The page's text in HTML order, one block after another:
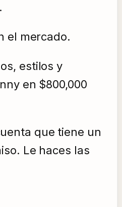
el mercado.
estilos y
en $800,000
que tiene un
Le haces las